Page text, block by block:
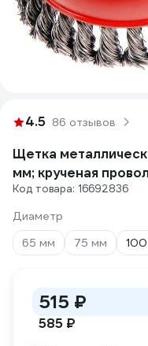
4.5 86 отзывов
Щетка
мм; крученая
Код товара: 16692836
Диаметр
65 мм
75 мм
515 ₽
585 ₽